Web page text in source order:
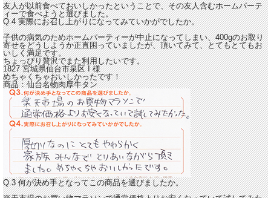
友人が以前食べておいしかったということで、その友人含むホームパーテ
ィーで食べようと選びました。
Q.4 実際にお召し上がりになってみていかがでしたか。
子供の病気のためホームパーティーが中止になってしまい、400gのお取り
寄せをどうしようか正直困っていましたが、頂いてみて、とてもとてもお
いしく満足です。
ちょっぴり贅沢でまた利用したいです。
1827 宮城県仙台市泉区I様
めちゃくちゃおいしかったです！
商品：仙台名物肉厚牛タン
Q.3 何が決め手となってこの商品を選びましたか。